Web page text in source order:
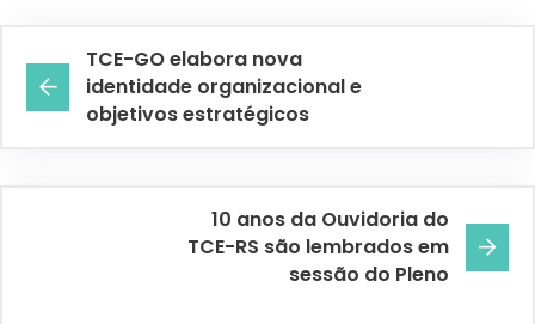
TCE-GO elabora nova
identidade organizacional e
objetivos estratégicos
10 anos da Ouvidoria do
TCE-RS são lembrados em
sessão do Pleno